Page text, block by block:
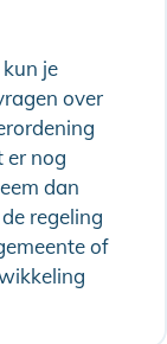
je
over
er nog
dan
regeling
of